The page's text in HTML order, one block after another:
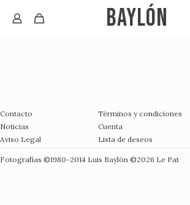
BAYLÓN
Contacto
Noticias
Aviso Legal
Términos y condiciones
Cuenta
Lista de deseos
Fotografías ©1980-2014 Luis Baylón ©2026 Le Pat